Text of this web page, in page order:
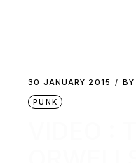
30 JANUARY 2015 BY
PUNK